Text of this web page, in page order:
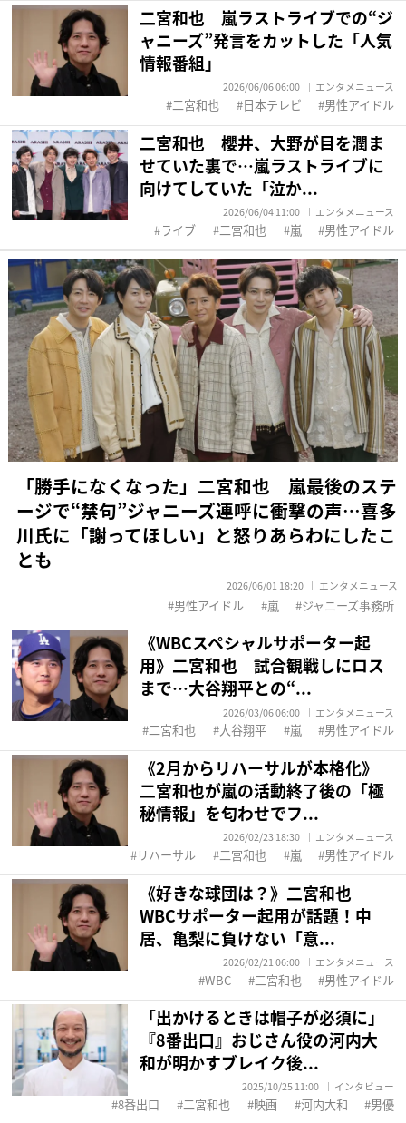
二宮和也 嵐ラストライブでの“ジ
ャニーズ”発言をカットした「人気
情報番組」
2026/06/06 06:00 エンタメニュース
二宮和也 日本テレビ 男性アイドル
二宮和也 櫻井、大野が目を潤ま
せていた裏で…嵐ラストライブに
向けてしていた「泣か...
2026/06/04 11:00 エンタメニュース
ライブ 二宮和也 嵐 男性アイドル
「勝手になくなった」二宮和也 嵐最後のステ
ージで“禁句”ジャニーズ連呼に衝撃の声…喜多
川氏に「謝ってほしい」と怒りあらわにしたこ
とも
2026/06/01 18:20 エンタメニュース
男性アイドル 嵐 ジャニーズ事務所
《WBCスペシャルサポーター起
用》二宮和也 試合観戦しにロス
まで…大谷翔平との“...
2026/03/06 06:00 エンタメニュース
二宮和也 大谷翔平 嵐 男性アイドル
《2月からリハーサルが本格化》
二宮和也が嵐の活動終了後の「極
秘情報」を匂わせでフ...
2026/02/23 18:30 エンタメニュース
リハーサル 二宮和也 嵐 男性アイドル
《好きな球団は？》二宮和也
WBCサポーター起用が話題！中
居、亀梨に負けない「意...
2026/02/21 06:00 エンタメニュース
WBC 二宮和也 男性アイドル
「出かけるときは帽子が必須に」
『8番出口』おじさん役の河内大
和が明かすブレイク後...
2025/10/25 11:00 インタビュー
8番出口 二宮和也 映画 河内大和 男優